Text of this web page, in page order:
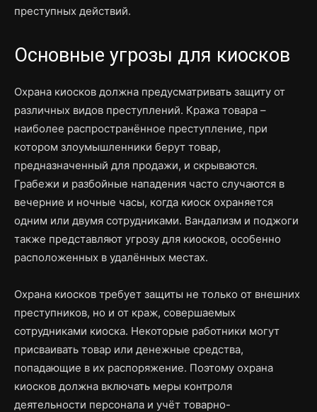
преступных действий.
Основные угрозы для киосков
Охрана киосков должна предусматривать защиту от
различных видов преступлений. Кража товара –
наиболее распространённое преступление, при
котором злоумышленники берут товар,
предназначенный для продажи, и скрываются.
Грабежи и разбойные нападения часто случаются в
вечерние и ночные часы, когда киоск охраняется
одним или двумя сотрудниками. Вандализм и поджоги
также представляют угрозу для киосков, особенно
расположенных в удалённых местах.
Охрана киосков требует защиты не только от внешних
преступников, но и от краж, совершаемых
сотрудниками киоска. Некоторые работники могут
присваивать товар или денежные средства,
попадающие в их распоряжение. Поэтому охрана
киосков должна включать меры контроля
деятельности персонала и учёт товарно-